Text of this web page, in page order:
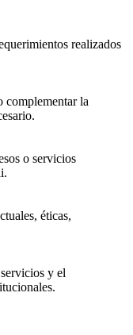
realizados
complementar la
o servicios
éticas,
y el